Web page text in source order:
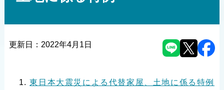
更新日： 2022年4月1日
東日本大震災による代替家屋、土地に係る特例